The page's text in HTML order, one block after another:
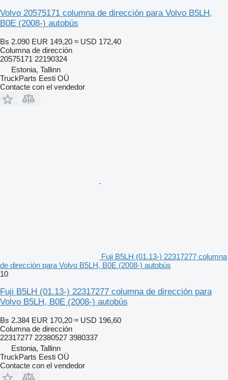
Volvo 20575171 columna de dirección para Volvo B5LH,
B0E (2008-) autobús
Bs 2.090 EUR 149,20 ≈ USD 172,40
Columna de dirección
20575171 22190324
Estonia, Tallinn
TruckParts Eesti OÜ
Contacte con el vendedor
Fuji B5LH (01.13-) 22317277 columna
de dirección para Volvo B5LH, B0E (2008-) autobús
10
Fuji B5LH (01.13-) 22317277 columna de dirección para
Volvo B5LH, B0E (2008-) autobús
Bs 2.384 EUR 170,20 ≈ USD 196,60
Columna de dirección
22317277 22380527 3980337
Estonia, Tallinn
TruckParts Eesti OÜ
Contacte con el vendedor